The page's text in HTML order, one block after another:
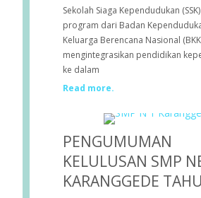
Sekolah Siaga Kependudukan
program dari Badan
Keluarga Berencana Nasional
mengintegrasikan pendidikan
ke dalam
Read more.
PENGUMUMAN
KELULUSAN SMP
KARANGGEDE